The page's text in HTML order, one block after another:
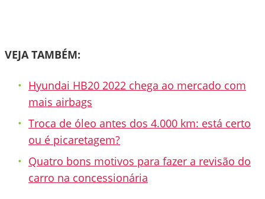
VEJA TAMBÉM:
Hyundai HB20 2022 chega ao mercado com
mais airbags
Troca de óleo antes dos 4.000 km: está certo
ou é picaretagem?
Quatro bons motivos para fazer a revisão do
carro na concessionária